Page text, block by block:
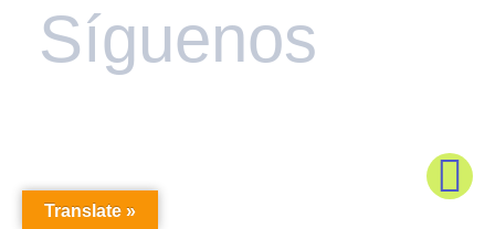
Síguenos
Translate »